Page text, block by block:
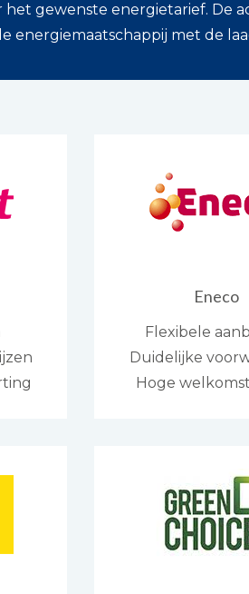
het gewenste energietarief. De
energiemaatschappij met de
Eneco
Flexibele
Duidelijke
Hoge